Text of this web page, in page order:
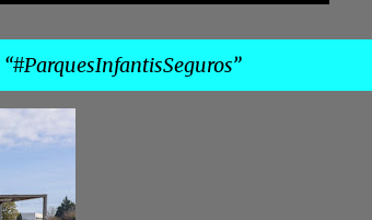
#ParquesInfantisSeguros
+ 3